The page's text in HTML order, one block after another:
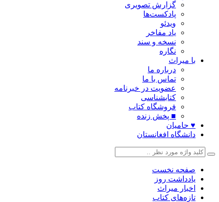
گزارش تصویری
پادکست‌ها
ویدئو
یاد مفاخر
نسخه و سند
نگاره
با میراث
درباره ما
تماس با ما
عضویت در خبرنامه
کتابشناسی
فروشگاه کتاب
■ پخش زنده
♥ حامیان
دانشگاه افغانستان
صفحه نخست
یادداشت روز
اخبار میراث
تازه‌های کتاب